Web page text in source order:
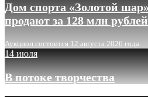
Дом спорта «Золотой
продают за 128 млн рублей
Аукцион состоится 12 августа 2026 года
14 июля
В потоке творчества